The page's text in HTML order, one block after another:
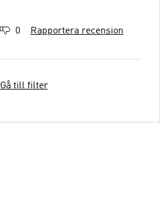
0 Rapportera recension
Gå till filter